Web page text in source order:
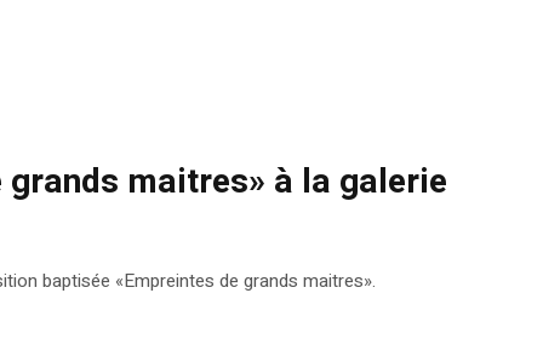
maitres» à la galerie
baptisée «Empreintes de grands maitres».